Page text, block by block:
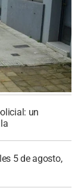
un
5 de agosto,